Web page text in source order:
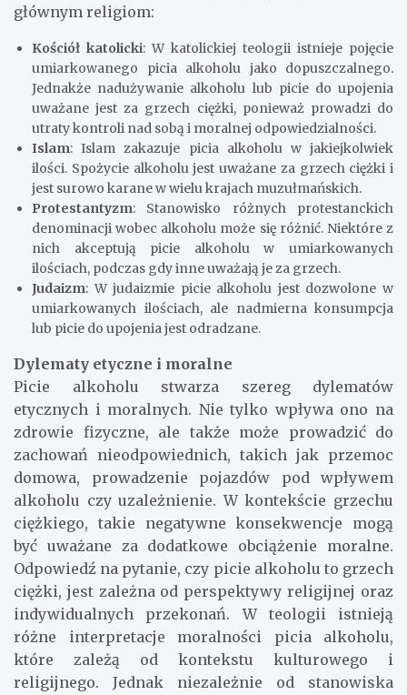
głównym religiom:
Kościół katolicki: W katolickiej teologii istnieje pojęcie
umiarkowanego picia alkoholu jako dopuszczalnego.
Jednakże nadużywanie alkoholu lub picie do upojenia
uważane jest za grzech ciężki, ponieważ prowadzi do
utraty kontroli nad sobą i moralnej odpowiedzialności.
Islam: Islam zakazuje picia alkoholu w jakiejkolwiek
ilości. Spożycie alkoholu jest uważane za grzech ciężki i
jest surowo karane w wielu krajach muzułmańskich.
Protestantyzm: Stanowisko różnych protestanckich
denominacji wobec alkoholu może się różnić. Niektóre z
nich akceptują picie alkoholu w umiarkowanych
ilościach, podczas gdy inne uważają je za grzech.
Judaizm: W judaizmie picie alkoholu jest dozwolone w
umiarkowanych ilościach, ale nadmierna konsumpcja
lub picie do upojenia jest odradzane.
Dylematy etyczne i moralne
Picie alkoholu stwarza szereg dylematów
etycznych i moralnych. Nie tylko wpływa ono na
zdrowie fizyczne, ale także może prowadzić do
zachowań nieodpowiednich, takich jak przemoc
domowa, prowadzenie pojazdów pod wpływem
alkoholu czy uzależnienie. W kontekście grzechu
ciężkiego, takie negatywne konsekwencje mogą
być uważane za dodatkowe obciążenie moralne.
Odpowiedź na pytanie, czy picie alkoholu to grzech
ciężki, jest zależna od perspektywy religijnej oraz
indywidualnych przekonań. W teologii istnieją
różne interpretacje moralności picia alkoholu,
które zależą od kontekstu kulturowego i
religijnego. Jednak niezależnie od stanowiska